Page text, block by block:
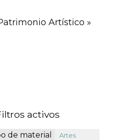
Artístico »
activos
de material
Artes